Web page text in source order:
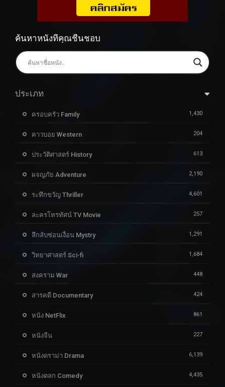
ค้นหาหนังที่คุณชื่นชอบ
ประเภท
ครอบครัว Family 1,430
คาวบอย Western 204
ประวัติศาสตร์ History 613
ผจญภัย Adventure 2,190
ระทึกขวัญ Thriller 4,601
ละครโทรทัศน์ TV Movie 257
ลึกลับซ่อนเงื่อน Mystry 1,291
วิทยาศาสตร์ Sci-fi 1,684
สงคราม War 448
สารคดี Documentary 424
หนัง NetFlix 861
หนังจีน 227
หนังดราม่า Drama 6,139
หนังตลก Comedy 4,435